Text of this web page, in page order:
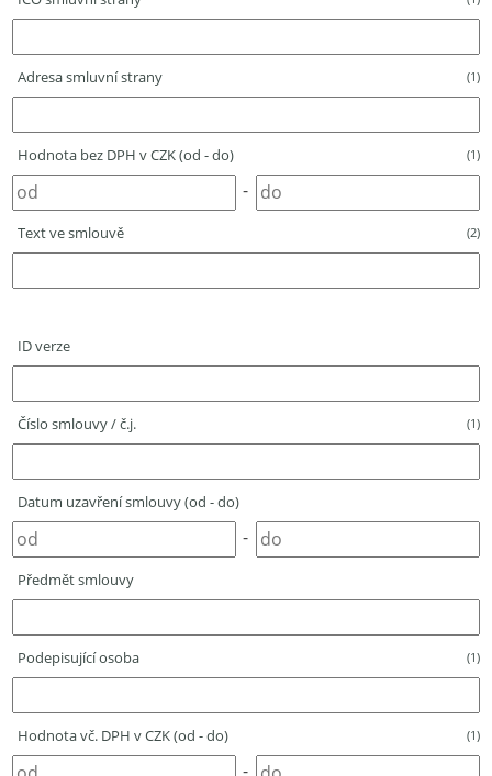
Adresa smluvní strany (1)
Hodnota bez DPH v CZK (od - do) (1)
-
Text ve smlouvě (2)
ID verze
Číslo smlouvy / č.j. (1)
Datum uzavření smlouvy (od - do)
-
Předmět smlouvy
Podepisující osoba (1)
Hodnota vč. DPH v CZK (od - do) (1)
-